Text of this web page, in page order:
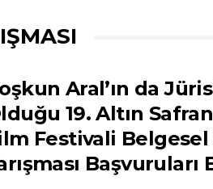
Aral’ın da
19. Altın
Festivali
Başvuruları